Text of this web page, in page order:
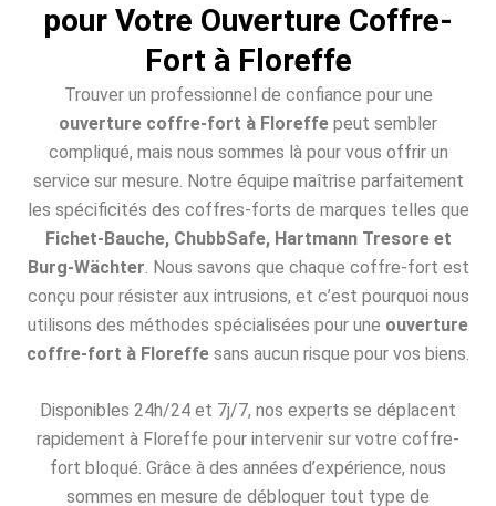
pour Votre Ouverture Coffre-
Fort à Floreffe
Trouver un professionnel de confiance pour une
ouverture coffre-fort à Floreffe peut sembler
compliqué, mais nous sommes là pour vous offrir un
service sur mesure. Notre équipe maîtrise parfaitement
les spécificités des coffres-forts de marques telles que
Fichet-Bauche, ChubbSafe, Hartmann Tresore et
Burg-Wächter . Nous savons que chaque coffre-fort est
conçu pour résister aux intrusions, et c’est pourquoi nous
utilisons des méthodes spécialisées pour une ouverture
coffre-fort à Floreffe sans aucun risque pour vos biens.
Disponibles 24h/24 et 7j/7, nos experts se déplacent
rapidement à Floreffe pour intervenir sur votre coffre-
fort bloqué. Grâce à des années d’expérience, nous
sommes en mesure de débloquer tout type de